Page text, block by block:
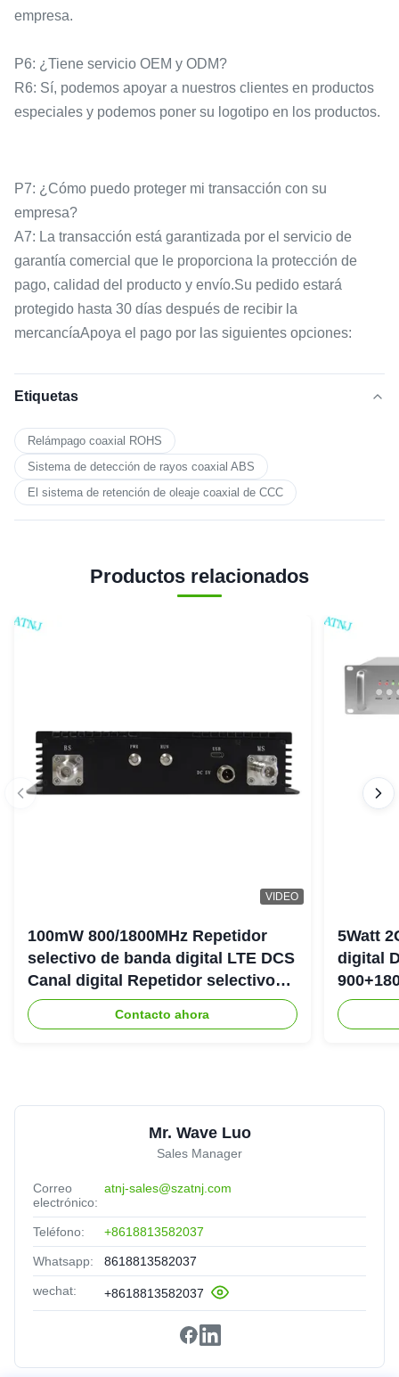
empresa.
P6: ¿Tiene servicio OEM y ODM?
R6: Sí, podemos apoyar a nuestros clientes en productos
especiales y podemos poner su logotipo en los productos.
P7: ¿Cómo puedo proteger mi transacción con su
empresa?
A7: La transacción está garantizada por el servicio de
garantía comercial que le proporciona la protección de
pago, calidad del producto y envío.Su pedido estará
protegido hasta 30 días después de recibir la
mercancíaApoya el pago por las siguientes opciones:
Etiquetas
Relámpago coaxial ROHS
Sistema de detección de rayos coaxial ABS
El sistema de retención de oleaje coaxial de CCC
Productos relacionados
VIDEO
100mW 800/1800MHz Repetidor
selectivo de banda digital LTE DCS
Canal digital Repetidor selectivo
Bda Pico
Contacto ahora
5Watt
digital
DAS
Mr. Wave Luo
Sales Manager
Correo
electrónico:
atnj-sales@szatnj.com
Teléfono: +8618813582037
Whatsapp: 8618813582037
wechat: +8618813582037